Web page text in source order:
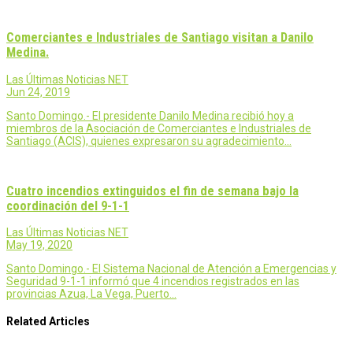
Comerciantes e Industriales de Santiago visitan a Danilo
Medina.
Las Últimas Noticias NET
Jun 24, 2019
Santo Domingo.- El presidente Danilo Medina recibió hoy a
miembros de la Asociación de Comerciantes e Industriales de
Santiago (ACIS), quienes expresaron su agradecimiento…
Cuatro incendios extinguidos el fin de semana bajo la
coordinación del 9-1-1
Las Últimas Noticias NET
May 19, 2020
Santo Domingo.- El Sistema Nacional de Atención a Emergencias y
Seguridad 9-1-1 informó que 4 incendios registrados en las
provincias Azua, La Vega, Puerto…
Related Articles